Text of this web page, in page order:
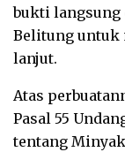
bukti langsung
Belitung untuk
lanjut.
Atas
Pasal 55
tentang